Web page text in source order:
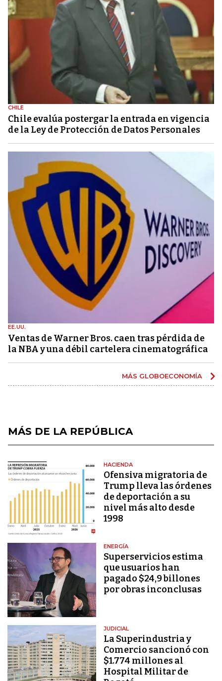
CHILE
Chile evalúa postergar la entrada en vigencia
de la Ley de Protección de Datos Personales
EE.UU.
Ventas de Warner Bros. caen tras pérdida de
la NBA y una débil cartelera cinematográfica
MÁS GLOBOECONOMÍA
MÁS DE LA REPÚBLICA
HACIENDA
Ofensiva migratoria de
Trump lleva las órdenes
de deportación a su
nivel más alto desde
1998
ENERGÍA
Superservicios estima
que usuarios han
pagado $24,9 billones
por obras inconclusas
JUDICIAL
La Superindustria y
Comercio sancionó con
$1.774 millones al
Hospital Militar de